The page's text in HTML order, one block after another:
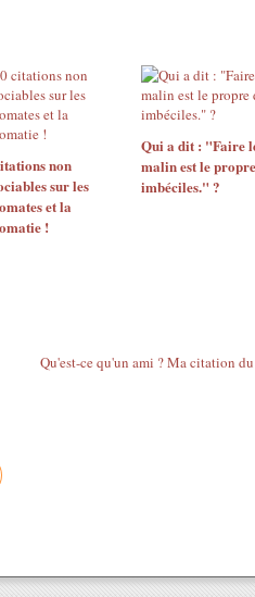
non
sur les
et la
!
Qui a dit : "Faire
malin est le
imbéciles." ?
Qu'est-ce qu'un ami ? Ma citation